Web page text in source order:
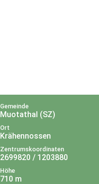
Gemeinde
Muotathal (SZ)
Ort
Krähennossen
Zentrumskoordinaten
2699820 / 1203880
Höhe
710 m